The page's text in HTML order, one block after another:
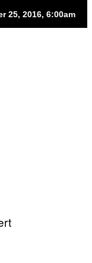
25, 2016, 6:00am